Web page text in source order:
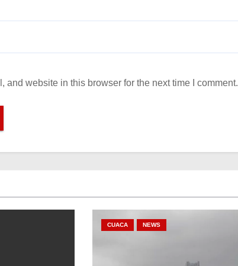
and website in this browser for the next time I comment.
CUACA NEWS